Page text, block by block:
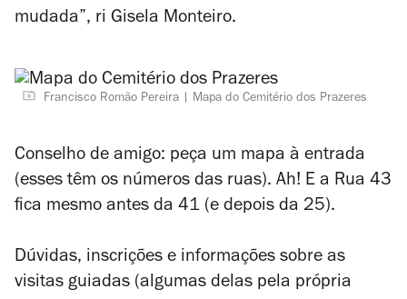
mudada”, ri Gisela Monteiro.
Francisco Romão Pereira Mapa do Cemitério dos Prazeres
Conselho de amigo: peça um mapa à entrada
(esses têm os números das ruas). Ah! E a Rua 43
fica mesmo antes da 41 (e depois da 25).
Dúvidas, inscrições e informações sobre as
visitas guiadas (algumas delas pela própria